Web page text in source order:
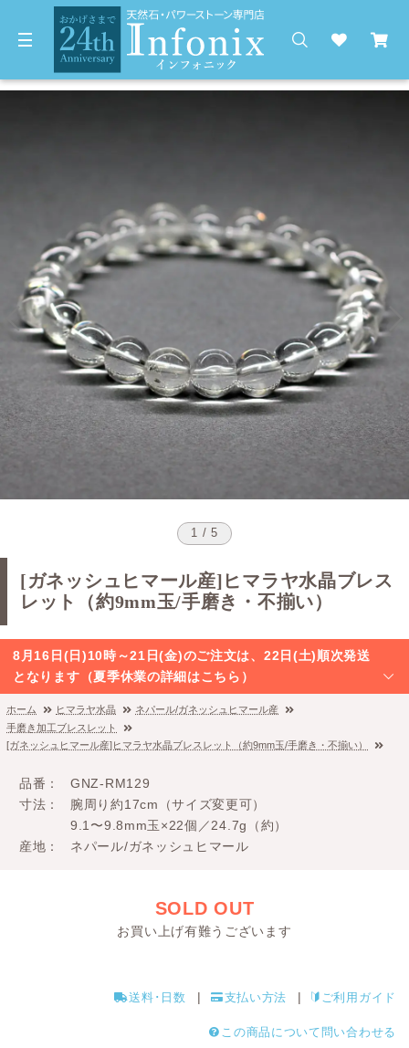
1 / 5
[ガネッシュヒマール産]ヒマラヤ水晶ブレス
レット（約9mm玉/手磨き・不揃い）
8月16日(日)10時～21日(金)のご注文は、22日(土)順次発送
となります（夏季休業の詳細はこちら）
ホーム ヒマラヤ水晶
ネパール/ガネッシュヒマール産
手磨き加工ブレスレット
[ガネッシュヒマール産]ヒマラヤ水晶ブレスレット（約9mm玉/手磨き・不揃い）
品番
GNZ-RM129
寸法
腕周り約17cm（サイズ変更可）
9.1〜9.8mm玉×22個／24.7g（約）
産地
ネパール/ガネッシュヒマール
SOLD OUT
お買い上げ有難うございます
送料･日数 支払い方法 ご利用ガイド
この商品について問い合わせる